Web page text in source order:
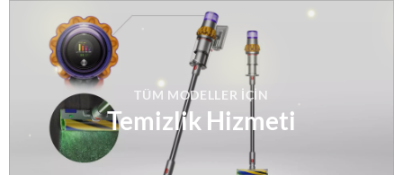
TÜM MODELLER IÇIN
Temizlik Hizmeti